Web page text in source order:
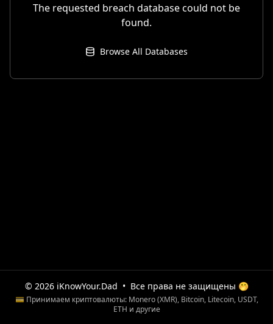
The requested breach database could not be
found.
Browse All Databases
© 2026 iKnowYour.Dad • Все права не защищены 🤭
💳 Принимаем криптовалюты: Monero (XMR), Bitcoin, Litecoin, USDT,
ETH и другие